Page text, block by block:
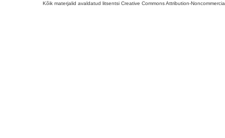
Kõik materjalid avaldatud litsentsi Creative Commons Attribution-